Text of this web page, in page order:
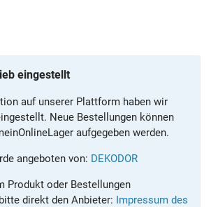
eingestellt
auf unserer Plattform haben wir
Neue Bestellungen können
aufgegeben werden.
angeboten von: DEKODOR
Produkt oder Bestellungen
direkt den Anbieter: Impressum des